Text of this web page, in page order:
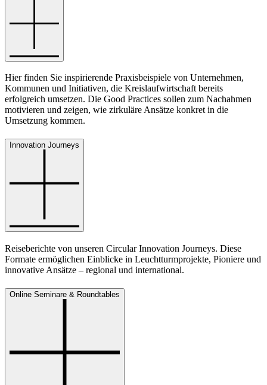
Hier finden Sie inspirierende Praxisbeispiele von Unternehmen,
Kommunen und Initiativen, die Kreislaufwirtschaft bereits
erfolgreich umsetzen. Die Good Practices sollen zum Nachahmen
motivieren und zeigen, wie zirkuläre Ansätze konkret in die
Umsetzung kommen.
Innovation Journeys
Reiseberichte von unseren Circular Innovation Journeys. Diese
Formate ermöglichen Einblicke in Leuchtturmprojekte, Pioniere und
innovative Ansätze – regional und international.
Online Seminare & Roundtables